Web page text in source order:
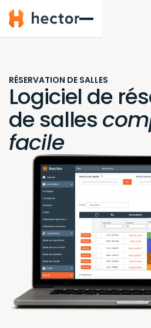
Hector
RÉSERVATION DE SALLES
Logiciel de
de salles
facile